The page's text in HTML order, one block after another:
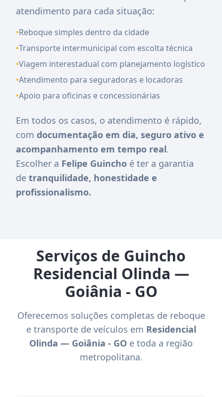
atendimento para cada situação:
•Reboque simples dentro da cidade
•Transporte intermunicipal com escolta técnica
•Viagem interestadual com planejamento logístico
•Atendimento para seguradoras e locadoras
•Apoio para oficinas e concessionárias
Em todos os casos, o atendimento é rápido,
com documentação em dia, seguro ativo e
acompanhamento em tempo real.
Escolher a Felipe Guincho é ter a garantia
de tranquilidade, honestidade e
profissionalismo.
Serviços de Guincho
Residencial Olinda —
Goiânia - GO
Oferecemos soluções completas de reboque
e transporte de veículos em Residencial
Olinda — Goiânia - GO e toda a região
metropolitana.